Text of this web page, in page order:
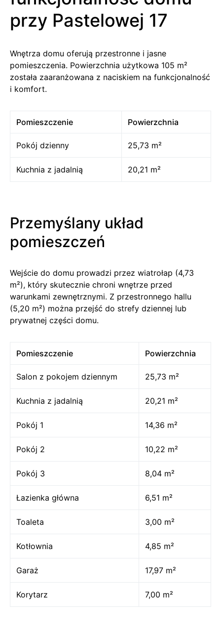
przy Pastelowej 17
Wnętrza domu oferują przestronne i jasne
pomieszczenia. Powierzchnia użytkowa 105 m²
została zaaranżowana z naciskiem na funkcjonalność
i komfort.
Pomieszczenie Powierzchnia
Pokój dzienny 25,73 m²
Kuchnia z jadalnią 20,21 m²
Przemyślany układ
pomieszczeń
Wejście do domu prowadzi przez wiatrołap (4,73
m²), który skutecznie chroni wnętrze przed
warunkami zewnętrznymi. Z przestronnego hallu
(5,20 m²) można przejść do strefy dziennej lub
prywatnej części domu.
Pomieszczenie Powierzchnia
Salon z pokojem dziennym 25,73 m²
Kuchnia z jadalnią 20,21 m²
Pokój 1 14,36 m²
Pokój 2 10,22 m²
Pokój 3 8,04 m²
Łazienka główna 6,51 m²
Toaleta 3,00 m²
Kotłownia 4,85 m²
Garaż 17,97 m²
Korytarz 7,00 m²